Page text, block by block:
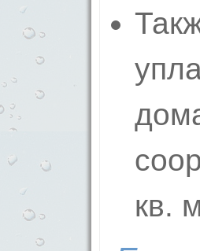
кв.